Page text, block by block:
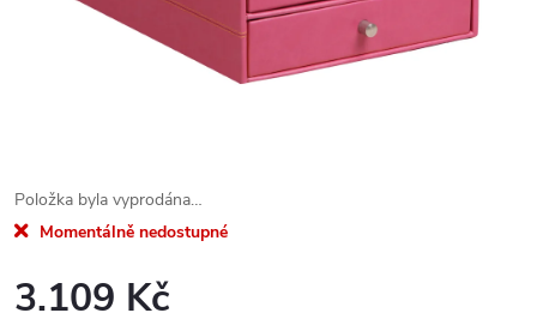
Položka byla vyprodána…
Momentálně nedostupné
3.109 Kč